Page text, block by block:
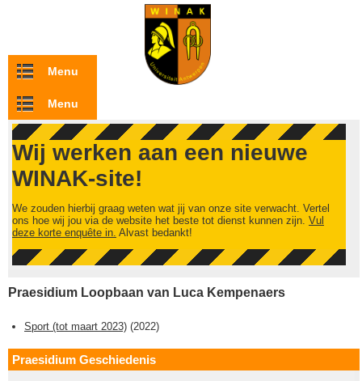
Overslaan en naar de inhoud gaan
Menu
Menu
Wij werken aan een nieuwe
WINAK-site!
We zouden hierbij graag weten wat jij van onze site verwacht. Vertel
ons hoe wij jou via de website het beste tot dienst kunnen zijn. Vul
deze korte enquête in. Alvast bedankt!
Praesidium Loopbaan van Luca Kempenaers
Sport (tot maart 2023) (2022)
Praesidium Geschiedenis